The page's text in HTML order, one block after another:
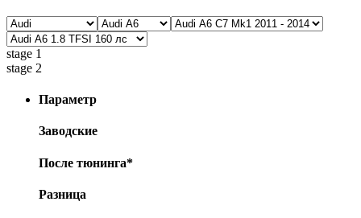
stage 1
stage 2
Параметр
Заводские
После тюнинга*
Разница